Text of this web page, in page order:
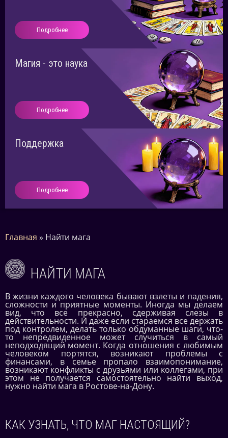
Подробнее
Магия - это наука
Подробнее
Поддержка
Подробнее
Главная » Найти мага
НАЙТИ МАГА
В жизни каждого человека бывают взлеты и падения,
сложности и приятные моменты. Иногда мы делаем
вид, что все прекрасно, сдерживая слезы в
действительности. И даже если стараемся все держать
под контролем, делать только обдуманные шаги, что-
то непредвиденное может случиться в самый
неподходящий момент. Когда отношения с любимым
человеком портятся, возникают проблемы с
финансами, в семье пропало взаимопонимание,
возникают конфликты с друзьями или коллегами, при
этом не получается самостоятельно найти выход,
нужно найти мага в Ростове-на-Дону.
КАК УЗНАТЬ, ЧТО МАГ НАСТОЯЩИЙ?